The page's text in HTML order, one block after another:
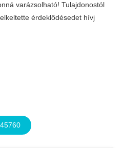
varázsolható! Tulajdonostól
érdeklődésedet hívj